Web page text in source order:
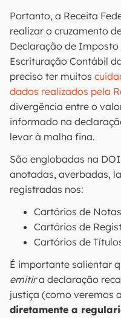
Portanto, a Receita
realizar o cruzamento
Declaração de Imposto
Escrituração Contábil
preciso ter muitos
dados realizados pela
divergência entre o
informado na
levar à malha fina.
São englobadas na
anotadas, averbadas,
registradas nos:
Cartórios de
Cartórios de
Cartórios de
É importante salientar
emitira declaração
justiça (como veremos
diretamente a